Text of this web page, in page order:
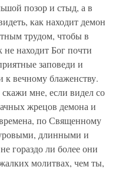
позор и стыд, а в
как находит демон
трудом, чтобы в
не находит Бог почти
заповеди и
вечному блаженству.
мне, если видел со
жрецов демона и
по Священному
длинными и
гораздо ли более они
молитвах, чем ты,